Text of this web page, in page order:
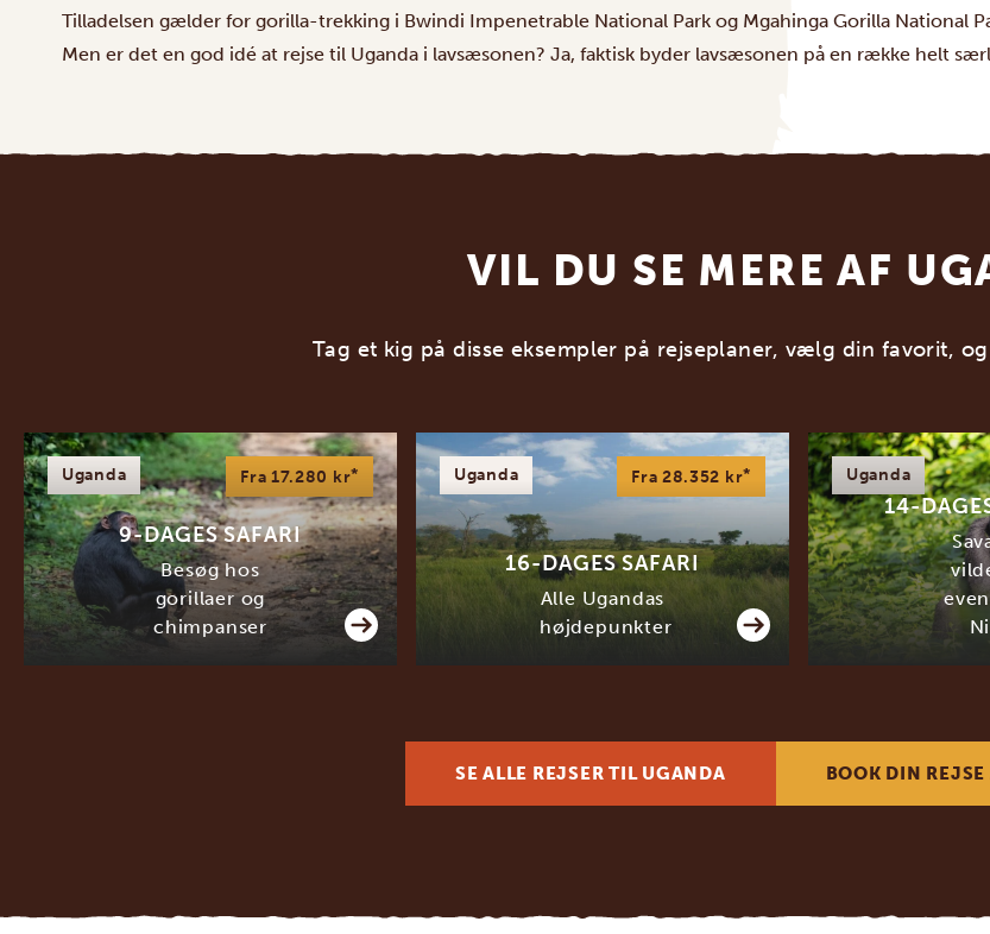
Tilladelsen gælder for gorilla-trekking i Bwindi Impenetrable National Park og Mgahinga Gorilla National
Men er det en god idé at rejse til Uganda i lavsæsonen? Ja, faktisk byder lavsæsonen på en række helt
VIL DU SE MERE AF
Tag et kig på disse eksempler på rejseplaner, vælg din favorit,
Uganda Fra 17.280 kr*
9-DAGES SAFARI
Besøg hos
gorillaer og
chimpanser
Uganda Fra 28.352 kr*
16-DAGES SAFARI
Alle Ugandas
højdepunkter
Uganda
14-
SE ALLE REJSER TIL UGANDA BOOK DIN